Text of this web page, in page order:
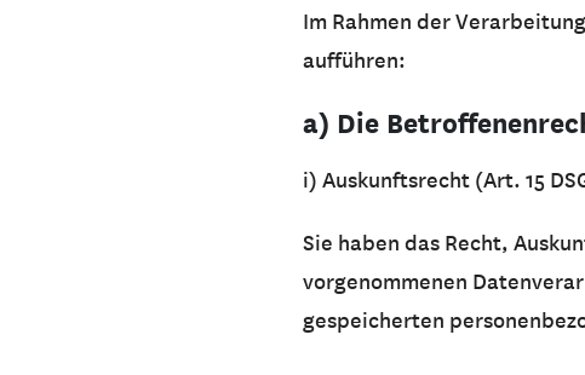
Im Rahmen der
aufführen:
a) Die
i) Auskunftsrecht (Art. 15
Sie haben das Recht,
vorgenommenen
gespeicherten